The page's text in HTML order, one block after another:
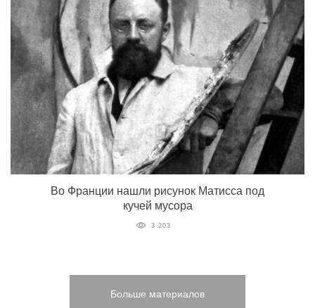
Во Франции нашли рисунок Матисса под
кучей мусора
3 203
Больше материалов